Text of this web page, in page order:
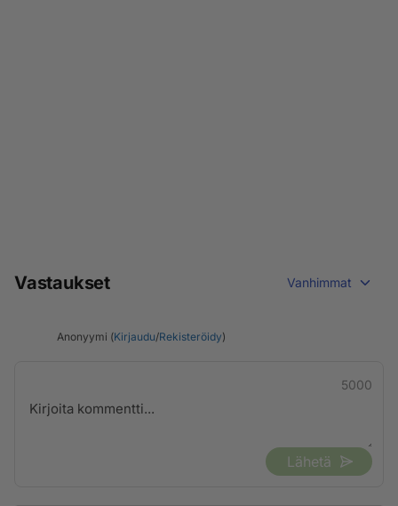
Vastaukset Vanhimmat
Anonyymi (Kirjaudu/Rekisteröidy)
5000
Lähetä